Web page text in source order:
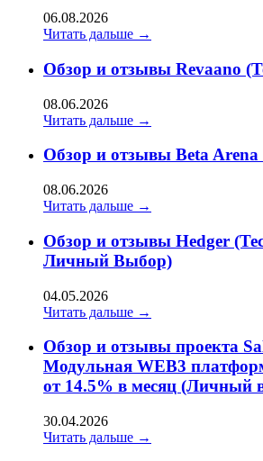
06.08.2026
Читать дальше →
Обзор и отзывы Revaano
08.06.2026
Читать дальше →
Обзор и отзывы Beta Arena
08.06.2026
Читать дальше →
Обзор и отзывы Hedger
Личный Выбор)
04.05.2026
Читать дальше →
Обзор и отзывы проекта
Модульная WEB3
от 14.5% в месяц (Личный
30.04.2026
Читать дальше →